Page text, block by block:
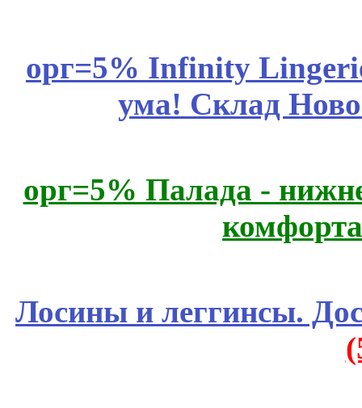
орг=5% Infinity
ума! Склад
орг=5% Палада -
Лосины и леггинсы.